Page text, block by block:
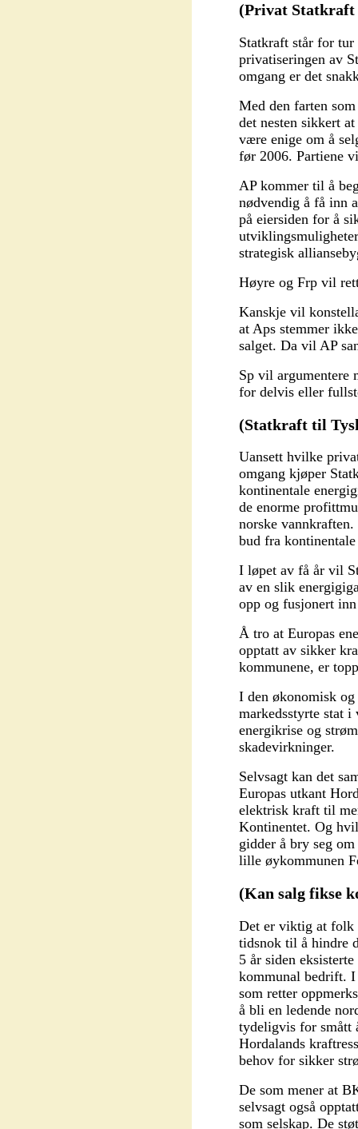
(Privat Statkraft
Statkraft står for
privatiseringen av
omgang er det
Med den farten
det nesten sikkert
være enige om å
før 2006. Partiene
AP kommer til å
nødvendig å få inn
på eiersiden for å
strategisk
Høyre og Frp vil
Kanskje vil
at Aps stemmer
salget. Da vil AP
Sp vil argumentere
for delvis eller
(Statkraft til
Uansett hvilke
omgang kjøper
kontinentale
de enorme
norske
bud fra kontinentale
I løpet av få år vil
av en slik
opp og fusjonert
Å tro at Europas
opptatt av sikker
kommunene, er
I den økonomisk og
markedsstyrte stat
energikrise og
skadevirkninger.
Selvsagt kan det
Europas utkant
elektrisk kraft til
Kontinentet. Og
gidder å bry seg
lille øykommunen
(Kan salg fikse
Det er viktig at folk
tidsnok til å hindre
5 år siden
kommunal bedrift.
som retter
å bli en ledende
tydeligvis for smått
Hordalands
behov for sikker
De som mener at
selvsagt også
som selskap. De